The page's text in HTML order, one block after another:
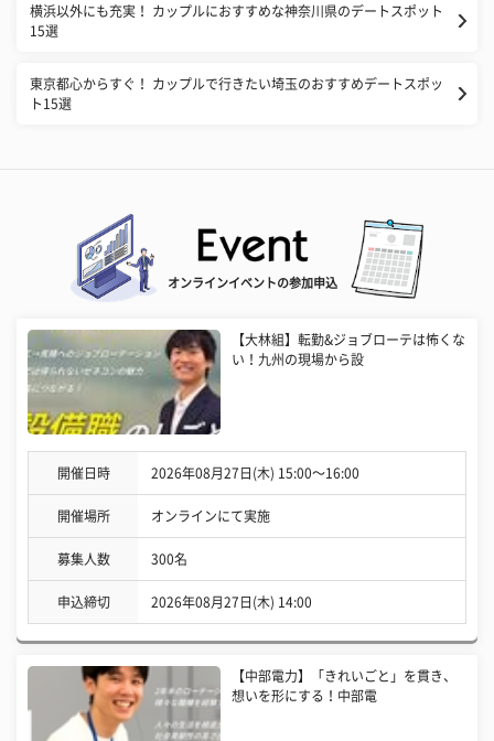
横浜以外にも充実！ カップルにおすすめな神奈川県のデートスポット
15選
東京都心からすぐ！ カップルで行きたい埼玉のおすすめデートスポッ
ト15選
オンラインイベントの参加申込
【大林組】転勤&ジョブローテは怖くな
い！九州の現場から設
開催日時 2026年08月27日(木) 15:00〜16:00
開催場所 オンラインにて実施
募集人数 300名
申込締切 2026年08月27日(木) 14:00
【中部電力】「きれいごと」を貫き、
想いを形にする！中部電